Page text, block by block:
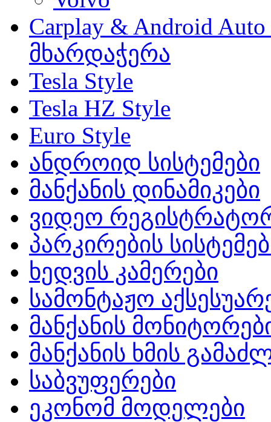
Carplay & Android
მხარდაჭერა
Tesla Style
Tesla HZ Style
Euro Style
ანდროიდ სისტემები
მანქანის დინამიკები
ვიდეო
პარკირების
ხედვის კამერები
სამონტაჟო
მანქანის
მანქანის ხმის
საბვუფერები
ეკონომ მოდელები